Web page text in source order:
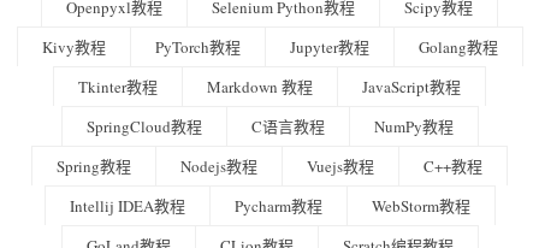
Openpyxl教程
Selenium Python教程
Scipy教程
Kivy教程
PyTorch教程 Jupyter教程
Golang教程
Tkinter教程
Markdown 教程
JavaScript教程
SpringCloud教程
C语言教程
NumPy教程
Spring教程
Nodejs教程 Vuejs教程
C++教程
Intellij IDEA教程
Pycharm教程
WebStorm教程